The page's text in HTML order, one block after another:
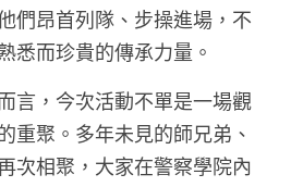
們昂首列隊、步操進場，不
悉而珍貴的傳承力量。
言，今次活動不單是一場觀
重聚。多年未見的師兄弟、
次相聚，大家在警察學院內